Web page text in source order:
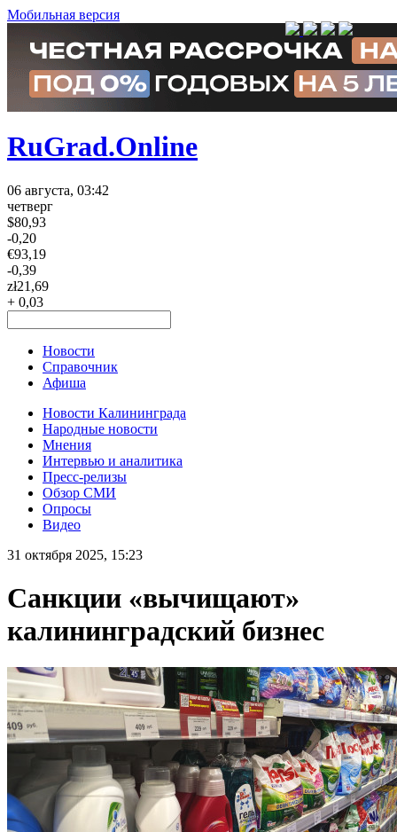
Мобильная версия
RuGrad.Online
06 августа, 03:42
четверг
$80,93
-0,20
€93,19
-0,39
zł21,69
+ 0,03
Новости
Справочник
Афиша
Новости Калининграда
Народные новости
Мнения
Интервью и аналитика
Пресс-релизы
Обзор СМИ
Опросы
Видео
31 октября 2025, 15:23
Санкции «вычищают»
калининградский бизнес